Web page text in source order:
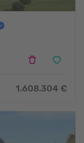
1.608.304 €